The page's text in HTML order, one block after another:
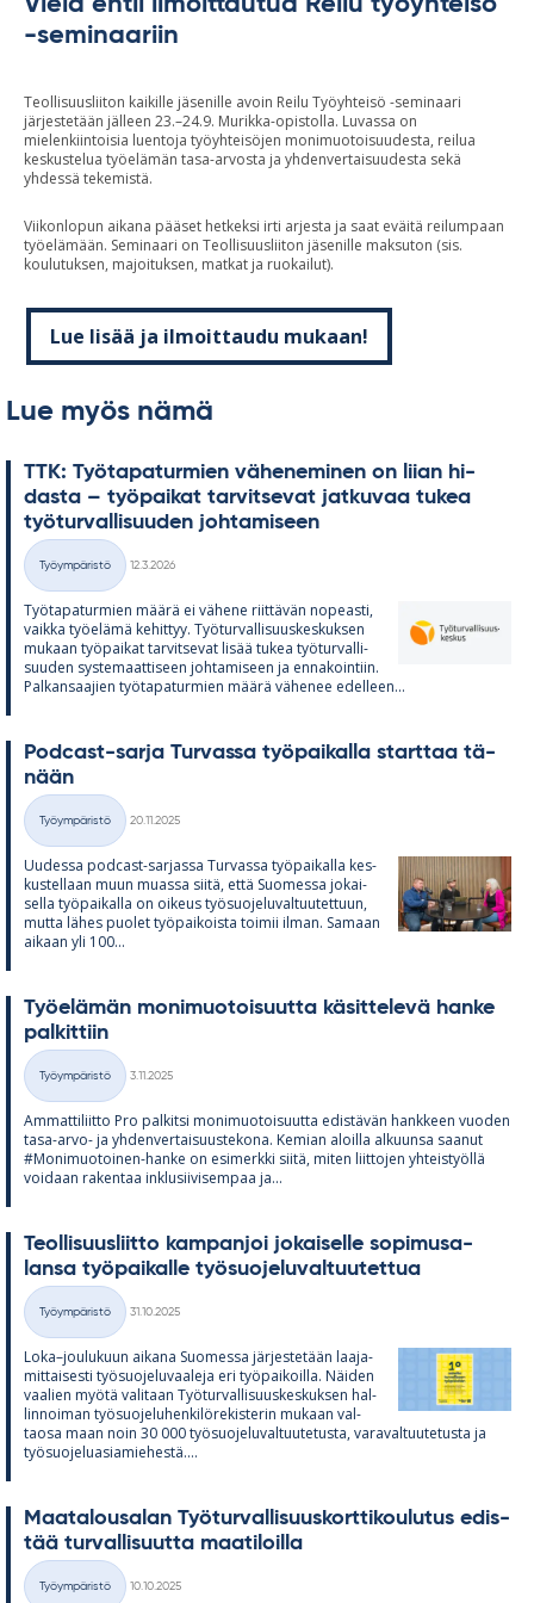
-seminaariin
Teollisuusliiton kaikille jäsenille avoin Reilu Työyhteisö -seminaari
järjestetään jälleen 23.–24.9. Murikka-opistolla. Luvassa on
mielenkiintoisia luentoja työyhteisöjen monimuotoisuudesta, reilua
keskustelua työelämän tasa-arvosta ja yhdenvertaisuudesta sekä
yhdessä tekemistä.
Viikonlopun aikana pääset hetkeksi irti arjesta ja saat eväitä reilumpaan
työelämään. Seminaari on Teollisuusliiton jäsenille maksuton (sis.
koulutuksen, majoituksen, matkat ja ruokailut).
Lue lisää ja ilmoittaudu mukaan!
Lue myös nämä
TTK: Työ­ta­pa­tur­mien vä­he­ne­mi­nen on lii­an hi­
dasta – työ­pai­kat tar­vit­se­vat jat­ku­vaa tu­kea
työ­tur­val­li­suu­den joh­ta­mi­seen
Kategoriat
Työympäristö
12.3.2026
Työ­ta­pa­tur­mien määrä ei vä­hene riit­tä­vän no­peasti,
vaikka työ­elämä ke­hit­tyy. Työ­tur­val­li­suus­kes­kuk­sen
mu­kaan työ­pai­kat tar­vit­se­vat li­sää tu­kea työ­tur­val­li­
suu­den sys­te­maat­ti­seen joh­ta­mi­seen ja en­na­koin­tiin.
Pal­kan­saa­jien työ­ta­pa­tur­mien määrä vä­he­nee edel­leen...
Podcast-sarja Tur­vassa työ­pai­kalla start­taa tä­
nään
Kategoriat
Työympäristö
20.11.2025
Uu­dessa podcast-sar­jassa Tur­vassa työ­pai­kalla kes­
kus­tel­laan muun muassa siitä, että Suo­messa jo­kai­
sella työ­pai­kalla on oi­keus työ­suo­je­lu­val­tuu­tet­tuun,
mutta lä­hes puo­let työ­pai­koista toi­mii il­man. Sa­maan
ai­kaan yli 100...
Työ­elä­män mo­ni­muo­toi­suutta kä­sit­te­levä hanke
pal­kit­tiin
Kategoriat
Työympäristö
3.11.2025
Am­mat­ti­liitto Pro pal­kitsi mo­ni­muo­toi­suutta edis­tä­vän hank­keen vuo­den
tasa-arvo- ja yh­den­ver­tai­suus­te­kona. Ke­mian aloilla al­kuunsa saa­nut
#Mo­ni­muo­toi­nen-hanke on esi­merkki siitä, mi­ten liit­to­jen yh­teis­työllä
voi­daan ra­ken­taa inklusii­vi­sem­paa ja...
Teol­li­suus­liitto kam­pan­joi jo­kai­selle so­pi­musa­
lansa työ­pai­kalle työ­suo­je­lu­val­tuu­tet­tua
Kategoriat
Työympäristö
31.10.2025
Loka–jou­lu­kuun ai­kana Suo­messa jär­jes­te­tään laa­ja­
mit­tai­sesti työ­suo­je­lu­vaa­leja eri työ­pai­koilla. Näi­den
vaa­lien myötä va­li­taan Työ­tur­val­li­suus­kes­kuk­sen hal­
lin­noi­man työ­suo­je­lu­hen­ki­lö­re­kis­te­rin mu­kaan val­
taosa maan noin 30 000 työ­suo­je­lu­val­tuu­te­tusta, va­ra­val­tuu­te­tusta ja
työ­suo­je­lua­sia­mie­hestä....
Maa­ta­lous­a­lan Työ­tur­val­li­suus­kort­ti­kou­lu­tus edis­
tää tur­val­li­suutta maa­ti­loilla
Kategoriat
Työympäristö
10.10.2025